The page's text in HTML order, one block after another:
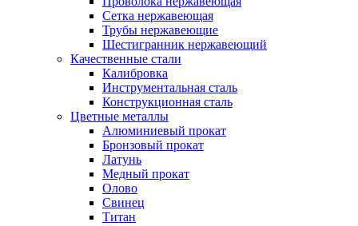
Сетка нержавеющая
Трубы нержавеющие
Шестигранник нержавеющий
Качественные стали
Калибровка
Инструментальная сталь
Конструкционная сталь
Цветные металлы
Алюминиевый прокат
Бронзовый прокат
Латунь
Медный прокат
Олово
Свинец
Титан